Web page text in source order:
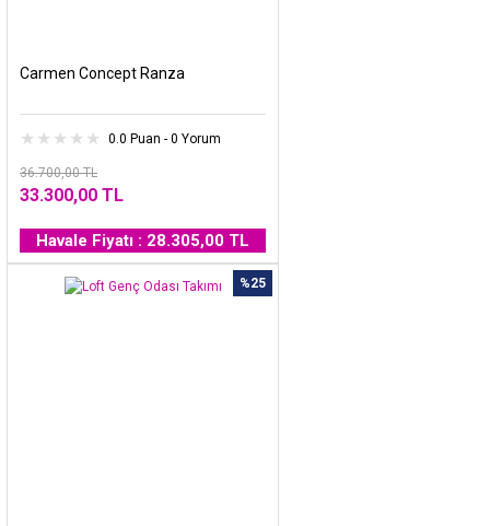
Carmen Concept Ranza
0.0 Puan - 0 Yorum
36.700,00 TL
33.300,00 TL
Havale Fiyatı : 28.305,00 TL
%25